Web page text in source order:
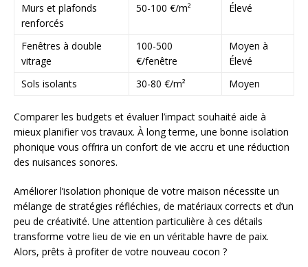
Murs et plafonds
renforcés
50-100 €/m² Élevé
Fenêtres à double
vitrage
100-500
€/fenêtre
Moyen à
Élevé
Sols isolants
30-80 €/m² Moyen
Comparer les budgets et évaluer l’impact souhaité aide à
mieux planifier vos travaux. À long terme, une bonne isolation
phonique vous offrira un confort de vie accru et une réduction
des nuisances sonores.
Améliorer l’isolation phonique de votre maison nécessite un
mélange de stratégies réfléchies, de matériaux corrects et d’un
peu de créativité. Une attention particulière à ces détails
transforme votre lieu de vie en un véritable havre de paix.
Alors, prêts à profiter de votre nouveau cocon ?